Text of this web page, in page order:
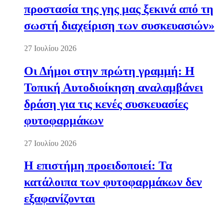
προστασία της γης μας ξεκινά από τη
σωστή διαχείριση των συσκευασιών»
27 Ιουλίου 2026
Οι Δήμοι στην πρώτη γραμμή: Η
Τοπική Αυτοδιοίκηση αναλαμβάνει
δράση για τις κενές συσκευασίες
φυτοφαρμάκων
27 Ιουλίου 2026
Η επιστήμη προειδοποιεί: Τα
κατάλοιπα των φυτοφαρμάκων δεν
εξαφανίζονται